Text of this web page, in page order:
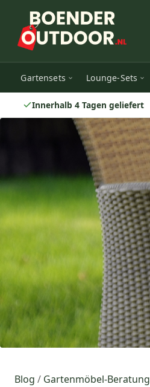
Gartensets Lounge-Sets
Innerhalb 4 Tagen geliefert
Blog / Gartenmöbel-Beratung